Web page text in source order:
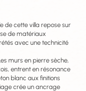
de cette villa repose sur
de matériaux
avec une technicité
murs en pierre sèche,
entrent en résonance
blanc aux finitions
crée un ancrage